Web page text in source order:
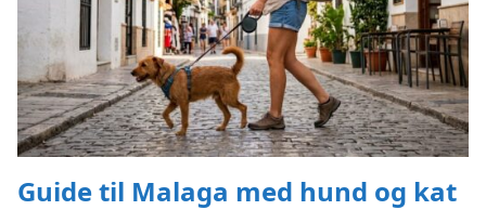
Guide til Malaga med hund og kat